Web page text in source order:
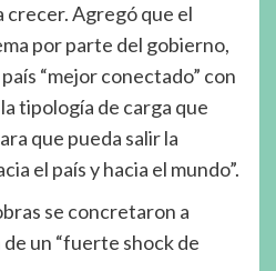
crecer. Agregó que el
por parte del gobierno,
“mejor conectado” con
tipología de carga que
que pueda salir la
el país y hacia el mundo”.
se concretaron a
un “fuerte shock de